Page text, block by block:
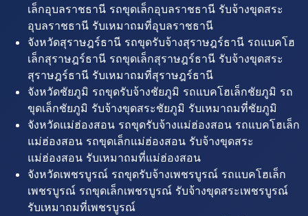
เล็กอุบลราชธานี รถขุดเล็กอุบลราชธานี รับจ้างขุดสระ
อุบลราชธานี รับเหมาถมที่อุบลราชธานี
จังหวัดสุราษฎร์ธานี รถขุดรับจ้างสุราษฎร์ธานี รถแบคโฮ
เล็กสุราษฎร์ธานี รถขุดเล็กสุราษฎร์ธานี รับจ้างขุดสระ
สุราษฎร์ธานี รับเหมาถมที่สุราษฎร์ธานี
จังหวัดชัยภูมิ รถขุดรับจ้างชัยภูมิ รถแบคโฮเล็กชัยภูมิ รถ
ขุดเล็กชัยภูมิ รับจ้างขุดสระชัยภูมิ รับเหมาถมที่ชัยภูมิ
จังหวัดแม่ฮ่องสอน รถขุดรับจ้างแม่ฮ่องสอน รถแบคโฮเล็ก
แม่ฮ่องสอน รถขุดเล็กแม่ฮ่องสอน รับจ้างขุดสระ
แม่ฮ่องสอน รับเหมาถมที่แม่ฮ่องสอน
จังหวัดเพชรบูรณ์ รถขุดรับจ้างเพชรบูรณ์ รถแบคโฮเล็ก
เพชรบูรณ์ รถขุดเล็กเพชรบูรณ์ รับจ้างขุดสระเพชรบูรณ์
รับเหมาถมที่เพชรบูรณ์